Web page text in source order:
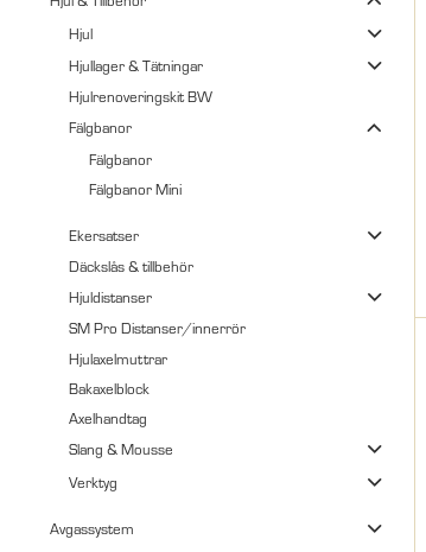
Hjul
Hjullager & Tätningar
Hjulrenoveringskit BW
Fälgbanor
Fälgbanor
Fälgbanor Mini
Ekersatser
Däckslås & tillbehör
Hjuldistanser
SM Pro Distanser/innerrör
Hjulaxelmuttrar
Bakaxelblock
Axelhandtag
Slang & Mousse
Verktyg
Avgassystem